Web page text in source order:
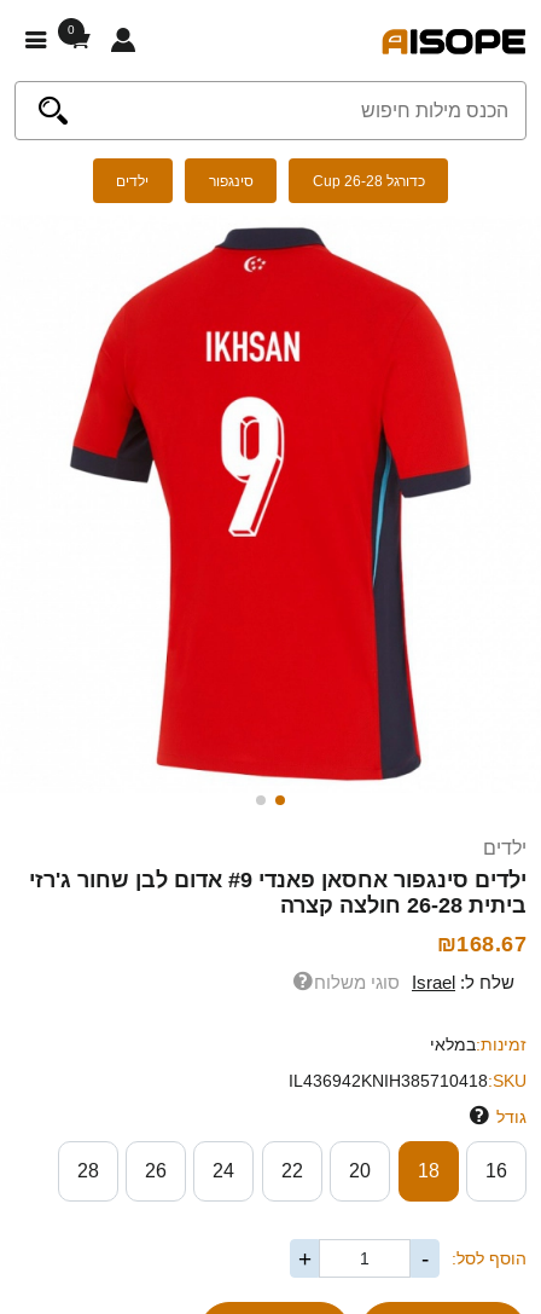
0
כדורגל Cup 26-28 סינגפור ילדים
ילדים
ילדים סינגפור אחסאן פאנדי #9 אדום לבן שחור ג'רזי
ביתית 26-28 חולצה קצרה
₪168.67
שלח ל: Israel סוגי משלוח
זמינות:במלאי
SKU:
IL436942KNIH385710418
גודל
16
18
20
22
24
26
28
הוסף לסל: -
+